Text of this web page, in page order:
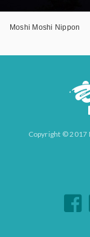
Moshi Moshi Nippon
Copyright © 2017